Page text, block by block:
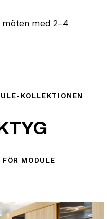
med 2–4
KOLLEKTIONEN
MODULE